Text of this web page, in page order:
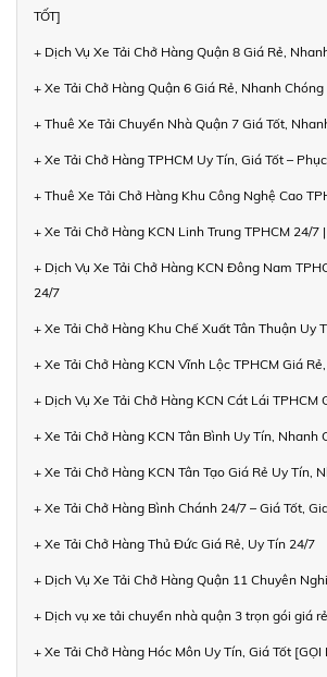
TỐT]
+ Dịch Vụ Xe Tải Chở Hàng Quận 8 Giá Rẻ,
+ Xe Tải Chở Hàng Quận 6 Giá Rẻ, Nhanh Chóng
+ Thuê Xe Tải Chuyển Nhà Quận 7 Giá Tốt,
+ Xe Tải Chở Hàng TPHCM Uy Tín, Giá Tốt –
+ Thuê Xe Tải Chở Hàng Khu Công Nghệ Cao
+ Xe Tải Chở Hàng KCN Linh Trung TPHCM 24/7
+ Dịch Vụ Xe Tải Chở Hàng KCN Đông Nam
24/7
+ Xe Tải Chở Hàng Khu Chế Xuất Tân Thuận Uy
+ Xe Tải Chở Hàng KCN Vĩnh Lộc TPHCM Giá
+ Dịch Vụ Xe Tải Chở Hàng KCN Cát Lái TPHCM
+ Xe Tải Chở Hàng KCN Tân Bình Uy Tín, Nhanh
+ Xe Tải Chở Hàng KCN Tân Tạo Giá Rẻ Uy Tín,
+ Xe Tải Chở Hàng Bình Chánh 24/7 – Giá Tốt,
+ Xe Tải Chở Hàng Thủ Đức Giá Rẻ, Uy Tín 24/7
+ Dịch Vụ Xe Tải Chở Hàng Quận 11 Chuyên
+ Dịch vụ xe tải chuyển nhà quận 3 trọn gói giá
+ Xe Tải Chở Hàng Hóc Môn Uy Tín, Giá Tốt [GỌI